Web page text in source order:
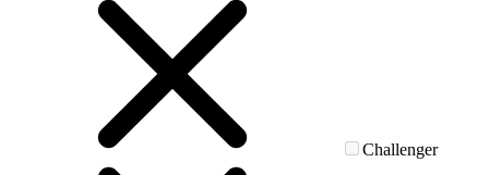
Challenger